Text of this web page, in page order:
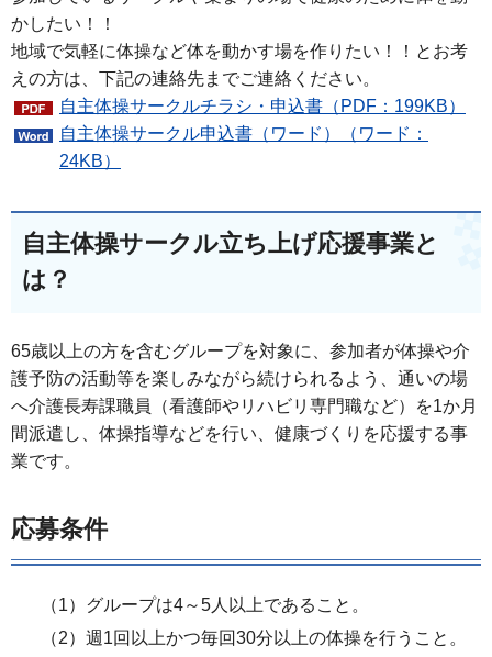
かしたい！！
地域で気軽に体操など体を動かす場を作りたい！！とお考
えの方は、下記の連絡先までご連絡ください。
自主体操サークルチラシ・申込書（PDF：199KB）
自主体操サークル申込書（ワード）（ワード：
24KB）
自主体操サークル立ち上げ応援事業と
は？
65歳以上の方を含むグループを対象に、参加者が体操や介
護予防の活動等を楽しみながら続けられるよう、通いの場
へ介護長寿課職員（看護師やリハビリ専門職など）を1か月
間派遣し、体操指導などを行い、健康づくりを応援する事
業です。
応募条件
（1）グループは4～5人以上であること。
（2）週1回以上かつ毎回30分以上の体操を行うこと。